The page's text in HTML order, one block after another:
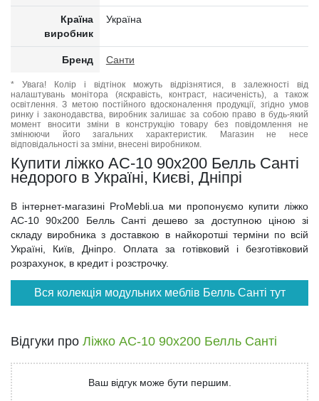
Країна
виробник
Україна
Бренд Санти
* Увага! Колір і відтінок можуть відрізнятися, в залежності від
налаштувань монітора (яскравість, контраст, насиченість), а також
освітлення. З метою постійного вдосконалення продукції, згідно умов
ринку і законодавства, виробник залишає за собою право в будь-який
момент вносити зміни в конструкцію товару без повідомлення не
змінюючи його загальних характеристик. Магазин не несе
відповідальності за зміни, внесені виробником.
Купити ліжко АС-10 90x200 Белль Санті
недорого в Україні, Києві, Дніпрі
В інтернет-магазині ProMebli.ua ми пропонуємо купити ліжко
АС-10 90x200 Белль Санті дешево за доступною ціною зі
складу виробника з доставкою в найкоротші терміни по всій
Україні, Київ, Дніпро. Оплата за готівковий і безготівковий
розрахунок, в кредит і розстрочку.
Вся колекція модульних меблів Белль Санті тут
Відгуки про Ліжко АС-10 90x200 Белль Санті
Ваш відгук може бути першим.